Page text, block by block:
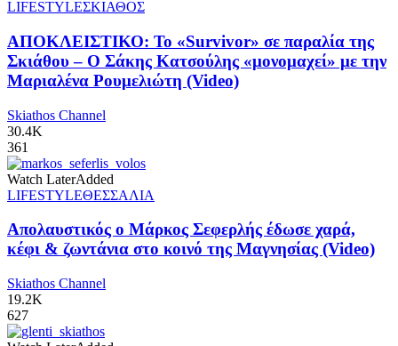
LIFESTYLEΣΚΙΑΘΟΣ
ΑΠΟΚΛΕΙΣΤΙΚΟ: Το «Survivor» σε παραλία της
Σκιάθου – Ο Σάκης Κατσούλης «μονομαχεί» με την
Μαριαλένα Ρουμελιώτη (Video)
Skiathos Channel
30.4K
361
Watch LaterAdded
LIFESTYLEΘΕΣΣΑΛΙΑ
Απολαυστικός ο Μάρκος Σεφερλής έδωσε χαρά,
κέφι & ζωντάνια στο κοινό της Μαγνησίας (Video)
Skiathos Channel
19.2K
627